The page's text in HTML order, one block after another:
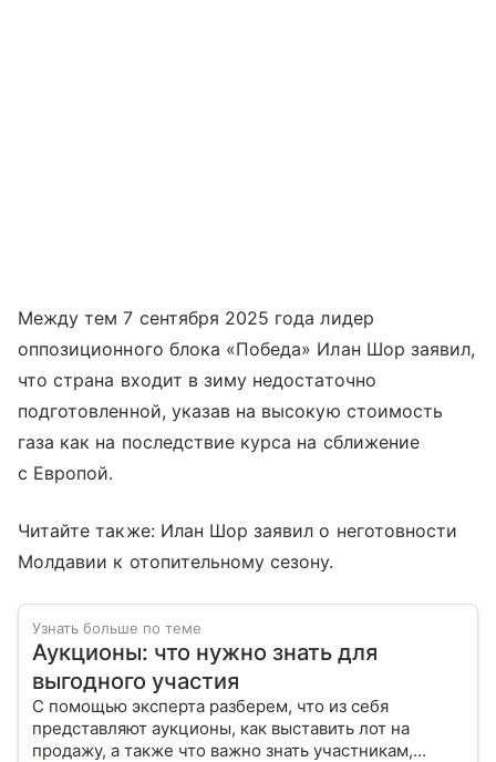
Между тем 7 сентября 2025 года лидер
оппозиционного блока «Победа» Илан Шор заявил,
что страна входит в зиму недостаточно
подготовленной, указав на высокую стоимость
газа как на последствие курса на сближение
с Европой.
Читайте также: Илан Шор заявил о неготовности
Молдавии к отопительному сезону.
Узнать больше по теме
Аукционы: что нужно знать для
выгодного участия
С помощью эксперта разберем, что из себя
представляют аукционы, как выставить лот на
продажу, а также что важно знать участникам,